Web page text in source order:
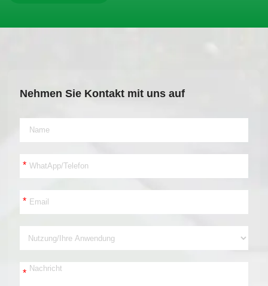
Nehmen Sie Kontakt mit uns auf
*
*
*